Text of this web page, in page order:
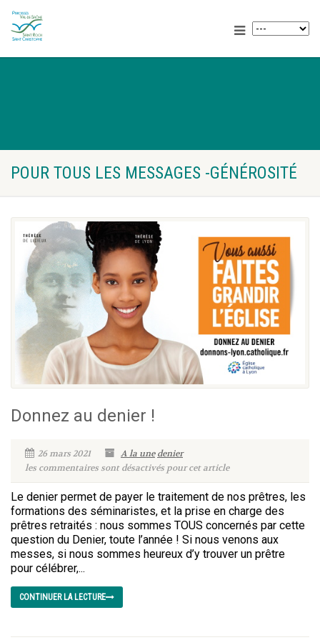
POUR TOUS LES MESSAGES -GÉNÉROSITÉ
Donnez au denier !
26 mars 2021 A la une denier
les commentaires sont désactivés pour cet article
Le denier permet de payer le traitement de nos prêtres, les
formations des séminaristes, et la prise en charge des
prêtres retraités : nous sommes TOUS concernés par cette
question du Denier, toute l’année ! Si nous venons aux
messes, si nous sommes heureux d’y trouver un prêtre
pour célébrer,...
CONTINUER LA LECTURE